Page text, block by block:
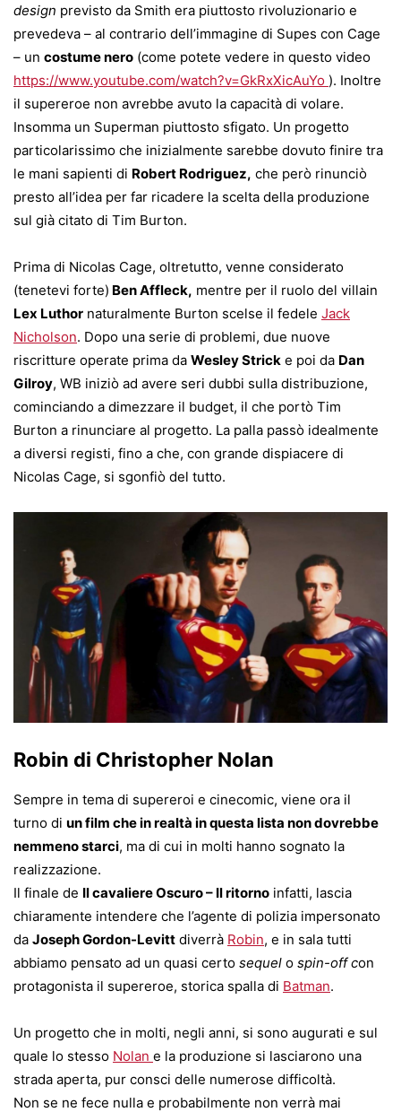
design previsto da Smith era piuttosto rivoluzionario e
prevedeva – al contrario dell’immagine di Supes con Cage
– un costume nero (come potete vedere in questo video
https://www.youtube.com/watch?v=GkRxXicAuYo ). Inoltre
il supereroe non avrebbe avuto la capacità di volare.
Insomma un Superman piuttosto sfigato. Un progetto
particolarissimo che inizialmente sarebbe dovuto finire tra
le mani sapienti di Robert Rodriguez, che però rinunciò
presto all’idea per far ricadere la scelta della produzione
sul già citato di Tim Burton.
Prima di Nicolas Cage, oltretutto, venne considerato
(tenetevi forte) Ben Affleck, mentre per il ruolo del villain
Lex Luthor naturalmente Burton scelse il fedele Jack
Nicholson. Dopo una serie di problemi, due nuove
riscritture operate prima da Wesley Strick e poi da Dan
Gilroy, WB iniziò ad avere seri dubbi sulla distribuzione,
cominciando a dimezzare il budget, il che portò Tim
Burton a rinunciare al progetto. La palla passò idealmente
a diversi registi, fino a che, con grande dispiacere di
Nicolas Cage, si sgonfiò del tutto.
Robin di Christopher Nolan
Sempre in tema di supereroi e cinecomic, viene ora il
turno di un film che in realtà in questa lista non dovrebbe
nemmeno starci, ma di cui in molti hanno sognato la
realizzazione.
Il finale de Il cavaliere Oscuro – Il ritorno infatti, lascia
chiaramente intendere che l’agente di polizia impersonato
da Joseph Gordon-Levitt diverrà Robin, e in sala tutti
abbiamo pensato ad un quasi certo sequel o spin-off con
protagonista il supereroe, storica spalla di Batman.
Un progetto che in molti, negli anni, si sono augurati e sul
quale lo stesso Nolan e la produzione si lasciarono una
strada aperta, pur consci delle numerose difficoltà.
Non se ne fece nulla e probabilmente non verrà mai